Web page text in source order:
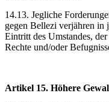
14.13. Jegliche
gegen Bellezi verjähren in
Eintritt des Umstandes,
Rechte und/oder
Artikel 15. Höhere